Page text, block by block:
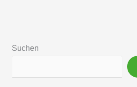
Intestinal
Suchen